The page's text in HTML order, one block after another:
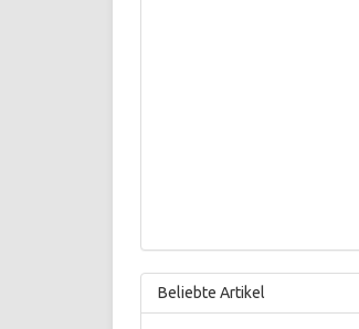
Beliebte Artikel